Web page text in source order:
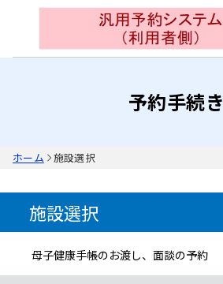
予約手続き
ホーム 施設選択
施設選択
母子健康手帳のお渡し、面談の予約